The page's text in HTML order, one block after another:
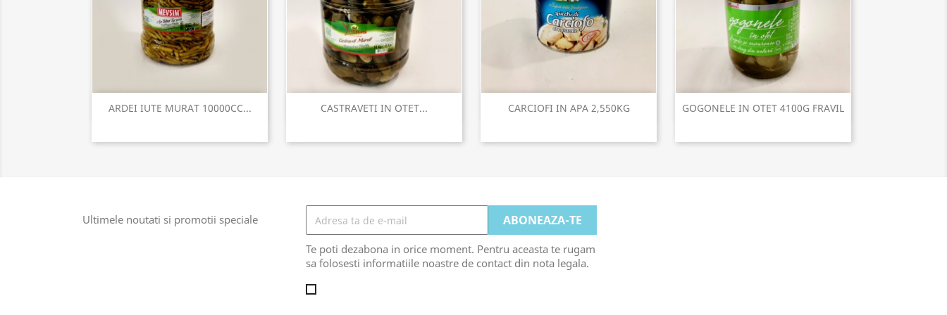
ARDEI IUTE MURAT 10000CC...
 Vizualizare rapida CASTRAVETI IN OTET...
Vizualizare rapida CARCIOFI IN APA 2,550KG
Vizualizare rapida GOGONELE IN OTET 4100G FRAVIL
Vizualizare rapida
Ultimele noutati si promotii speciale
Te poti dezabona in orice moment. Pentru aceasta te rugam
sa folosesti informatiile noastre de contact din nota legala.